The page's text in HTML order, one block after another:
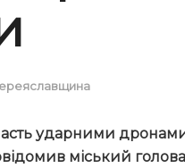
ударними
міський голова